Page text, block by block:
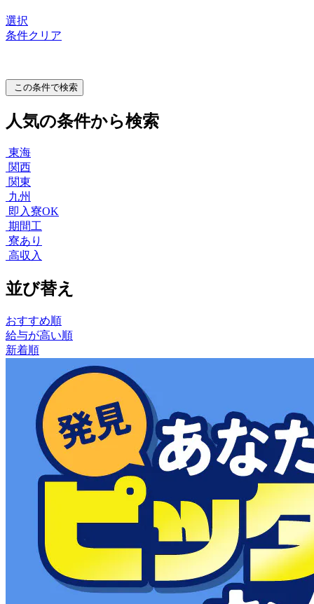
選択
条件クリア
この条件で検索
人気の条件から検索
東海
関西
関東
九州
即入寮OK
期間工
寮あり
高収入
並び替え
おすすめ順
給与が高い順
新着順